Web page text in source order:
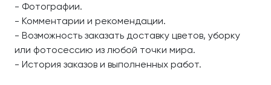
- Фотографии.
- Комментарии и рекомендации.
- Возможность заказать доставку цветов, уборку
или фотосессию из любой точки мира.
- История заказов и выполненных работ.